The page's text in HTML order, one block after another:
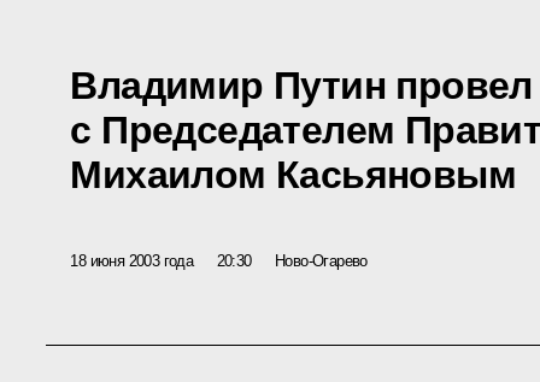
Владимир Путин
с Председателем
Михаилом Касьяновым
18 июня 2003 года 20:30 Ново-Огарево